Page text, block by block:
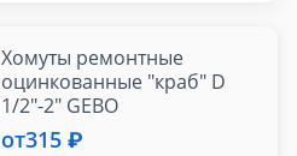
Хомуты ремонтные
оцинкованные "краб" D
1/2"-2" GEBO
от315 ₽